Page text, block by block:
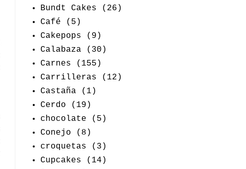
Bundt Cakes
(26)
Café
(5)
Cakepops
(9)
Calabaza
(30)
Carnes
(155)
Carrilleras
(12)
Castaña
(1)
Cerdo
(19)
chocolate
(5)
Conejo
(8)
croquetas
(3)
Cupcakes
(14)